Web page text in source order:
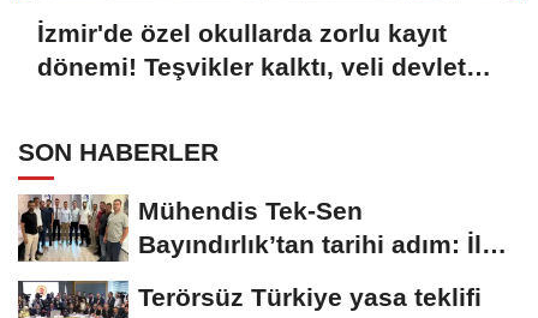
İzmir'de özel okullarda zorlu kayıt
dönemi! Teşvikler kalktı, veli devlet
SON HABERLER
Mühendis Tek-Sen
Bayındırlık’tan tarihi adım: İlk
Terörsüz Türkiye yasa teklifi